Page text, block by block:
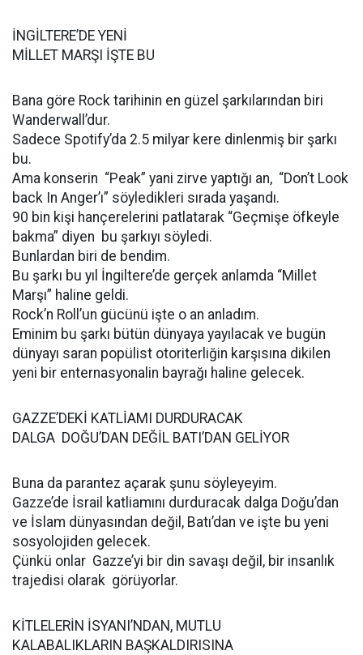
İNGİLTERE’DE YENİ
MİLLET MARŞI İŞTE BU
Bana göre Rock tarihinin en güzel şarkılarından biri
Wanderwall’dur.
Sadece Spotify’da 2.5 milyar kere dinlenmiş bir şarkı
bu.
Ama konserin “Peak” yani zirve yaptığı an, “Don’t Look
back In Anger’ı” söyledikleri sırada yaşandı.
90 bin kişi hançerelerini patlatarak “Geçmişe öfkeyle
bakma” diyen bu şarkıyı söyledi.
Bunlardan biri de bendim.
Bu şarkı bu yıl İngiltere’de gerçek anlamda “Millet
Marşı” haline geldi.
Rock’n Roll’un gücünü işte o an anladım.
Eminim bu şarkı bütün dünyaya yayılacak ve bugün
dünyayı saran popülist otoriterliğin karşısına dikilen
yeni bir enternasyonalin bayrağı haline gelecek.
GAZZE’DEKİ KATLİAMI DURDURACAK
DALGA DOĞU’DAN DEĞİL BATI’DAN GELİYOR
Buna da parantez açarak şunu söyleyeyim.
Gazze’de İsrail katliamını durduracak dalga Doğu’dan
ve İslam dünyasından değil, Batı’dan ve işte bu yeni
sosyolojiden gelecek.
Çünkü onlar Gazze’yi bir din savaşı değil, bir insanlık
trajedisi olarak görüyorlar.
KİTLELERİN İSYANI’NDAN, MUTLU
KALABALIKLARIN BAŞKALDIRISINA